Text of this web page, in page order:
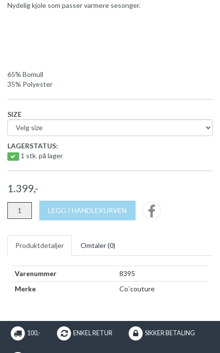
Nydelig kjole som passer varmere sesonger.
65% Bomull
35% Polyester
SIZE
LAGERSTATUS:
1 stk. på lager
1.399,-
LEGG I HANDLEKURVEN
Produktdetaljer Omtaler (0)
Varenummer
8395
Merke
Co`couture
100,- ENKEL RETUR SIKKER BETALING